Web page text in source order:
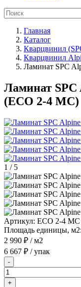
Главная
Каталог
Кварцвинил
Кварцвинил
Ламинат SPC
Ламинат
(ECO 2-4 MC)
1 / 5
Артикул: ECO 2-4 MC
Площадь единицы, м2:
2 990 ₽ / м2
6 667 ₽ / упак
-
+